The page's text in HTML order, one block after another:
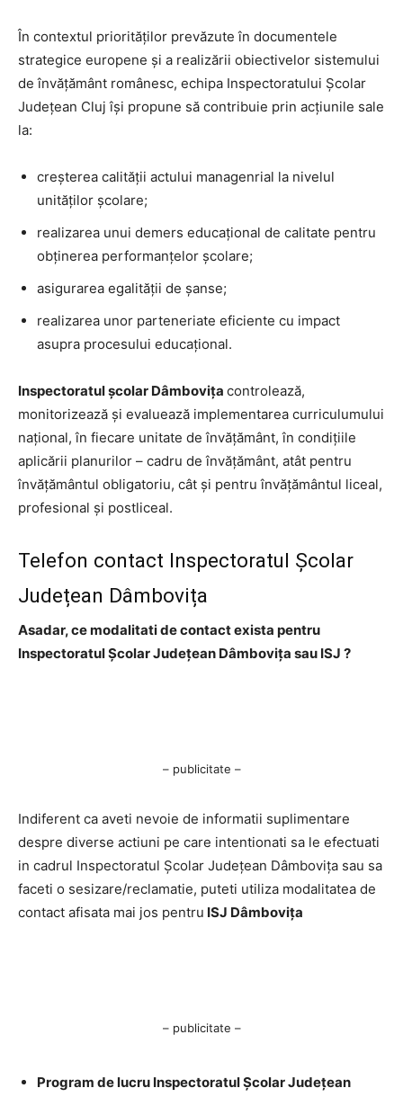
În contextul priorităților prevăzute în documentele
strategice europene și a realizării obiectivelor sistemului
de învățământ românesc, echipa Inspectoratului Școlar
Județean Cluj își propune să contribuie prin acțiunile sale
la:
creșterea calității actului managenrial la nivelul
unităților școlare;
realizarea unui demers educațional de calitate pentru
obținerea performanțelor școlare;
asigurarea egalității de șanse;
realizarea unor parteneriate eficiente cu impact
asupra procesului educațional.
Inspectoratul şcolar Dâmbovița controlează,
monitorizează şi evaluează implementarea curriculumului
naţional, în fiecare unitate de învăţământ, în condiţiile
aplicării planurilor – cadru de învăţământ, atât pentru
învăţământul obligatoriu, cât şi pentru învăţământul liceal,
profesional şi postliceal.
Telefon contact Inspectoratul Școlar
Județean Dâmbovița
Asadar, ce modalitati de contact exista pentru
Inspectoratul Școlar Județean Dâmbovița sau ISJ ?
– publicitate –
Indiferent ca aveti nevoie de informatii suplimentare
despre diverse actiuni pe care intentionati sa le efectuati
in cadrul Inspectoratul Școlar Județean Dâmbovița sau sa
faceti o sesizare/reclamatie, puteti utiliza modalitatea de
contact afisata mai jos pentru ISJ Dâmbovița
– publicitate –
Program de lucru Inspectoratul Școlar Județean